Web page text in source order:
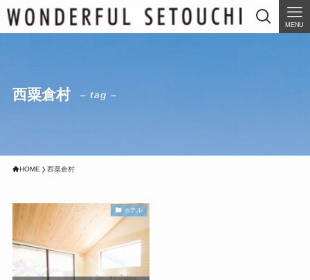
MENU
西粟倉村 – tag –
HOME 西粟倉村
ホテル